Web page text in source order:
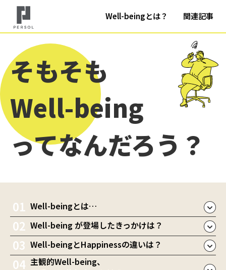
Well-beingとは？ 関連記事
そもそも
Well-being
ってなんだろう？
Well-beingとは…
Well-being が登場したきっかけは？
Well-beingとHappinessの違いは？
主観的Well-being、